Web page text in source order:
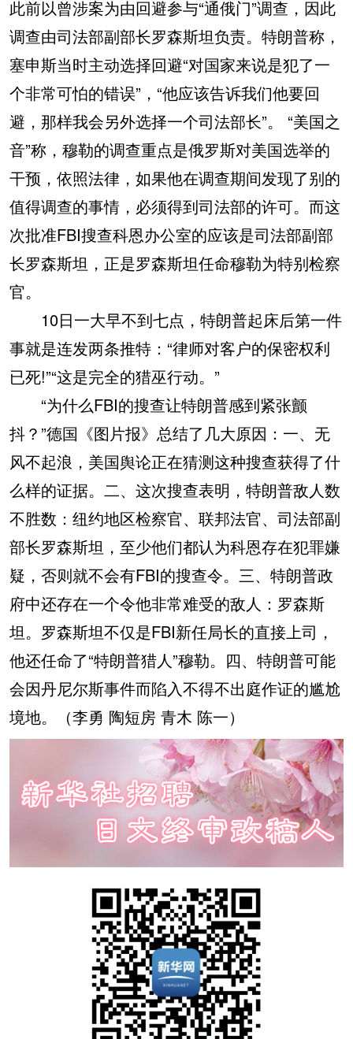
此前以曾涉案为由回避参与“通俄门”调查，因此
调查由司法部副部长罗森斯坦负责。特朗普称，
塞申斯当时主动选择回避“对国家来说是犯了一
个非常可怕的错误”，“他应该告诉我们他要回
避，那样我会另外选择一个司法部长”。 “美国之
音”称，穆勒的调查重点是俄罗斯对美国选举的
干预，依照法律，如果他在调查期间发现了别的
值得调查的事情，必须得到司法部的许可。而这
次批准FBI搜查科恩办公室的应该是司法部副部
长罗森斯坦，正是罗森斯坦任命穆勒为特别检察
官。
10日一大早不到七点，特朗普起床后第一件
事就是连发两条推特：“律师对客户的保密权利
已死!”“这是完全的猎巫行动。”
“为什么FBI的搜查让特朗普感到紧张颤
抖？”德国《图片报》总结了几大原因：一、无
风不起浪，美国舆论正在猜测这种搜查获得了什
么样的证据。二、这次搜查表明，特朗普敌人数
不胜数：纽约地区检察官、联邦法官、司法部副
部长罗森斯坦，至少他们都认为科恩存在犯罪嫌
疑，否则就不会有FBI的搜查令。三、特朗普政
府中还存在一个令他非常难受的敌人：罗森斯
坦。罗森斯坦不仅是FBI新任局长的直接上司，
他还任命了“特朗普猎人”穆勒。四、特朗普可能
会因丹尼尔斯事件而陷入不得不出庭作证的尴尬
境地。（李勇 陶短房 青木 陈一）